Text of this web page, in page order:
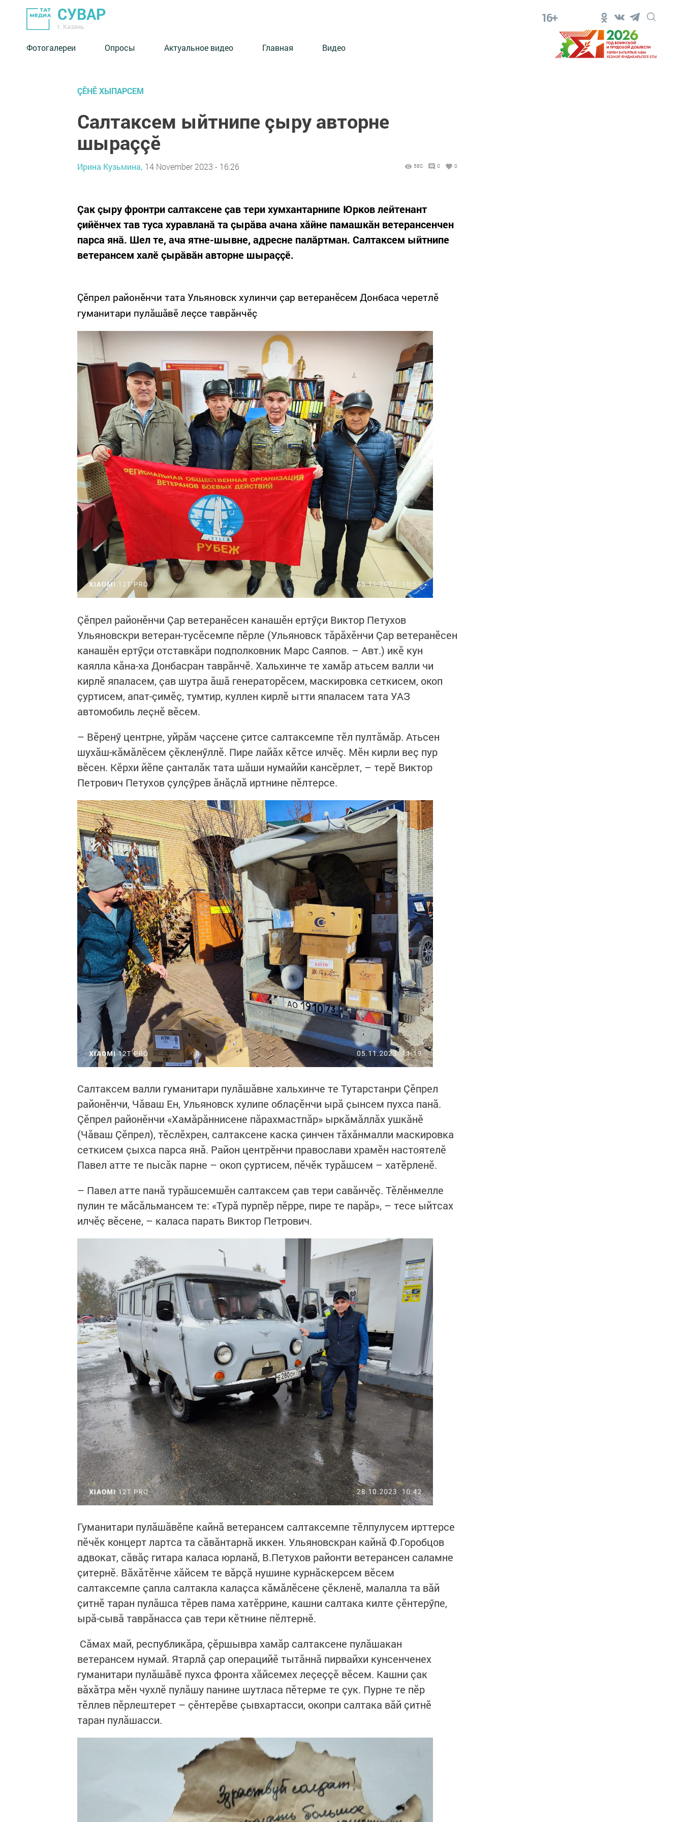
СУВАР
г. Казань
16+
Фотогалереи Опросы Актуальное видео Главная Видео
ÇӖНӖ ХЫПАРСЕМ
Салтаксем ыйтнипе çыру авторне
шыраççӗ
Ирина Кузьмина, 14 November 2023 - 16:26 580 0 0
Çак çыру фронтри салтаксене çав тери хумхантарнипе Юрков лейтенант
çийӗнчех тав туса хуравланă та çырăва ачана хăйне памашкăн ветерансенчен
парса янă. Шел те, ача ятне-шывне, адресне палăртман. Салтаксем ыйтнипе
ветерансем халӗ çырăвăн авторне шыраççӗ.
Çӗпрел районӗнчи тата Ульяновск хулинчи çар ветеранӗсем Донбаса черетлӗ
гуманитари пулăшăвӗ леçсе таврăнчӗç
Çӗпрел районӗнчи Çар ветеранӗсен канашӗн ертӳçи Виктор Петухов
Ульяновскри ветеран-тусӗсемпе пӗрле (Ульяновск тăрăхӗнчи Çар ветеранӗсен
канашӗн ертӳçи отставкăри подполковник Марс Саяпов. – Авт.) икӗ кун
каялла кăна-ха Донбасран таврăнчӗ. Хальхинче те хамăр атьсем валли чи
кирлӗ япаласем, çав шутра ăшă генераторӗсем, маскировка сеткисем, окоп
çуртисем, апат-çимӗç, тумтир, куллен кирлӗ ытти япаласем тата УАЗ
автомобиль леçнӗ вӗсем.
– Вӗренӳ центрне, уйрăм чаçсене çитсе салтаксемпе тӗл пултăмăр. Атьсен
шухăш-кăмăлӗсем çӗкленӳллӗ. Пире лайăх кӗтсе илчӗç. Мӗн кирли веç пур
вӗсен. Кӗрхи йӗпе çанталăк тата шăши нумаййи кансӗрлет, – терӗ Виктор
Петрович Петухов çулçӳрев ăнăçлă иртнине пӗлтерсе.
Салтаксем валли гуманитари пулăшăвне хальхинче те Тутарстанри Çӗпрел
районӗнчи, Чăваш Ен, Ульяновск хулипе облаçӗнчи ырă çынсем пухса панă.
Çӗпрел районӗнчи «Хамăрăннисене пăрахмастпăр» ыркăмăллăх ушкăнӗ
(Чăваш Çӗпрел), тӗслӗхрен, салтаксене каска çинчен тăхăнмалли маскировка
сеткисем çыхса парса янă. Район центрӗнчи православи храмӗн настоятелӗ
Павел атте те пысăк парне – окоп çуртисем, пӗчӗк турăшсем – хатӗрленӗ.
– Павел атте панă турăшсемшӗн салтаксем çав тери савăнчӗç. Тӗлӗнмелле
пулин те мăсăльмансем те: «Турă пурпӗр пӗрре, пире те парăр», – тесе ыйтсах
илчӗç вӗсене, – каласа парать Виктор Петрович.
Гуманитари пулăшăвӗпе кайнă ветерансем салтаксемпе тӗлпулусем ирттерсе
пӗчӗк концерт лартса та сăвăнтарнă иккен. Ульяновскран кайнă Ф.Горобцов
адвокат, сăвăç гитара каласа юрланă, В.Петухов районти ветерансен саламне
çитернӗ. Вăхăтӗнче хăйсем те вăрçă нушине курнăскерсем вӗсем
салтаксемпе çапла салтакла калаçса кăмăлӗсене çӗкленӗ, малалла та вăй
çитнӗ таран пулăшса тӗрев пама хатӗррине, кашни салтака килте çӗнтерӳпе,
ырă-сывă таврăнасса çав тери кӗтнине пӗлтернӗ.
Сăмах май, республикăра, çӗршывра хамăр салтаксене пулăшакан
ветерансем нумай. Ятарлă çар операцийӗ тытăннă пирвайхи кунсенченех
гуманитари пулăшăвӗ пухса фронта хăйсемех леçеççӗ вӗсем. Кашни çак
вăхăтра мӗн чухлӗ пулăшу панине шутласа пӗтерме те çук. Пурне те пӗр
тӗллев пӗрлештерет – çӗнтерӗве çывхартасси, окопри салтака вăй çитнӗ
таран пулăшасси.